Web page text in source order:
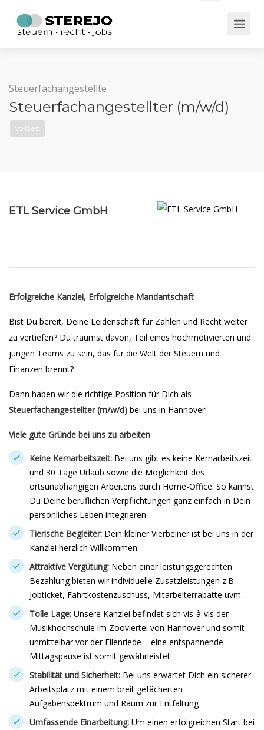
Steuerfachangestellte
Steuerfachangestellter (m/w/d)
Vollzeit
ETL Service GmbH
Erfolgreiche Kanzlei, Erfolgreiche Mandantschaft
Bist Du bereit, Deine Leidenschaft für Zahlen und Recht weiter
zu vertiefen? Du träumst davon, Teil eines hochmotivierten und
jungen Teams zu sein, das für die Welt der Steuern und
Finanzen brennt?
Dann haben wir die richtige Position für Dich als
Steuerfachangestellter (m/w/d) bei uns in Hannover!
Viele gute Gründe bei uns zu arbeiten
Keine Kernarbeitszeit: Bei uns gibt es keine Kernarbeitszeit
und 30 Tage Urlaub sowie die Möglichkeit des
ortsunabhängigen Arbeitens durch Home-Office. So kannst
Du Deine beruflichen Verpflichtungen ganz einfach in Dein
persönliches Leben integrieren
Tierische Begleiter: Dein kleiner Vierbeiner ist bei uns in der
Kanzlei herzlich Willkommen
Attraktive Vergütung: Neben einer leistungsgerechten
Bezahlung bieten wir individuelle Zusatzleistungen z.B.
Jobticket, Fahrtkostenzuschuss, Mitarbeiterrabatte uvm.
Tolle Lage: Unsere Kanzlei befindet sich vis-à-vis der
Musikhochschule im Zooviertel von Hannover und somit
unmittelbar vor der Eilenriede – eine entspannende
Mittagspause ist somit gewährleistet.
Stabilität und Sicherheit: Bei uns erwartet Dich ein sicherer
Arbeitsplatz mit einem breit gefächerten
Aufgabenspektrum und Raum zur Entfaltung
Umfassende Einarbeitung: Um einen erfolgreichen Start bei